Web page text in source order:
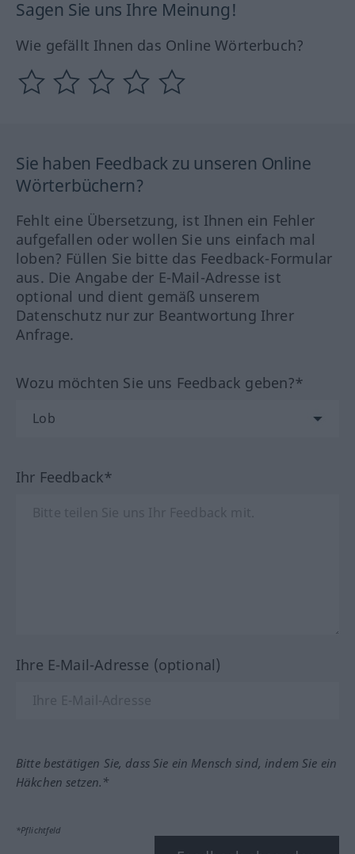
Sagen Sie uns Ihre Meinung!
Wie gefällt Ihnen das Online Wörterbuch?
Sie haben Feedback zu unseren Online
Wörterbüchern?
Fehlt eine Übersetzung, ist Ihnen ein Fehler
aufgefallen oder wollen Sie uns einfach mal
loben? Füllen Sie bitte das Feedback-Formular
aus. Die Angabe der E-Mail-Adresse ist
optional und dient gemäß unserem
Datenschutz nur zur Beantwortung Ihrer
Anfrage.
Wozu möchten Sie uns Feedback geben?*
Ihr Feedback*
Ihre E-Mail-Adresse (optional)
Bitte bestätigen Sie, dass Sie ein Mensch sind, indem Sie ein
Häkchen setzen.*
*Pflichtfeld